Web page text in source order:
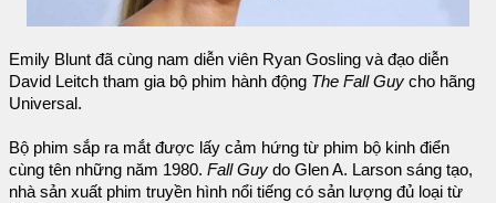
Emily Blunt đã cùng nam diễn viên Ryan Gosling và đạo diễn
David Leitch tham gia bộ phim hành động The Fall Guy cho hãng
Universal.
Bộ phim sắp ra mắt được lấy cảm hứng từ phim bộ kinh điển
cùng tên những năm 1980. Fall Guy do Glen A. Larson sáng tạo,
nhà sản xuất phim truyền hình nổi tiếng có sản lượng đủ loại từ